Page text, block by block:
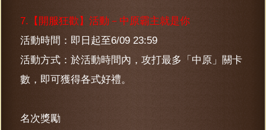
7.【開服狂歡】活動－中原霸主就是你
活動時間：即日起至6/09 23:59
活動方式：於活動時間內，攻打最多「中原」關卡
數，即可獲得各式好禮。
名次獎勵